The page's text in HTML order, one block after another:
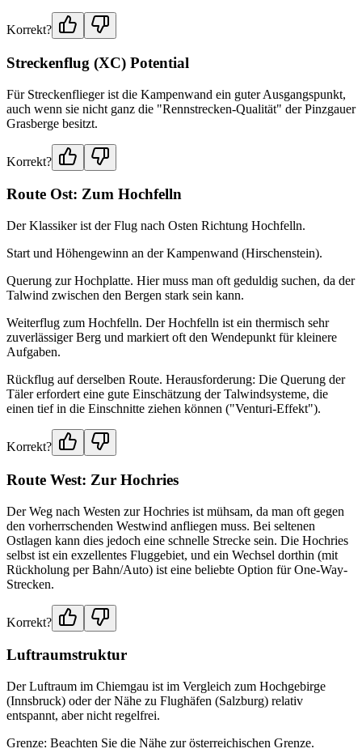
Korrekt?
Streckenflug (XC) Potential
Für Streckenflieger ist die Kampenwand ein guter Ausgangspunkt,
auch wenn sie nicht ganz die "Rennstrecken-Qualität" der Pinzgauer
Grasberge besitzt.
Korrekt?
Route Ost: Zum Hochfelln
Der Klassiker ist der Flug nach Osten Richtung Hochfelln.
Start und Höhengewinn an der Kampenwand (Hirschenstein).
Querung zur Hochplatte. Hier muss man oft geduldig suchen, da der
Talwind zwischen den Bergen stark sein kann.
Weiterflug zum Hochfelln. Der Hochfelln ist ein thermisch sehr
zuverlässiger Berg und markiert oft den Wendepunkt für kleinere
Aufgaben.
Rückflug auf derselben Route. Herausforderung: Die Querung der
Täler erfordert eine gute Einschätzung der Talwindsysteme, die
einen tief in die Einschnitte ziehen können ("Venturi-Effekt").
Korrekt?
Route West: Zur Hochries
Der Weg nach Westen zur Hochries ist mühsam, da man oft gegen
den vorherrschenden Westwind anfliegen muss. Bei seltenen
Ostlagen kann dies jedoch eine schnelle Strecke sein. Die Hochries
selbst ist ein exzellentes Fluggebiet, und ein Wechsel dorthin (mit
Rückholung per Bahn/Auto) ist eine beliebte Option für One-Way-
Strecken.
Korrekt?
Luftraumstruktur
Der Luftraum im Chiemgau ist im Vergleich zum Hochgebirge
(Innsbruck) oder der Nähe zu Flughäfen (Salzburg) relativ
entspannt, aber nicht regelfrei.
Grenze: Beachten Sie die Nähe zur österreichischen Grenze.